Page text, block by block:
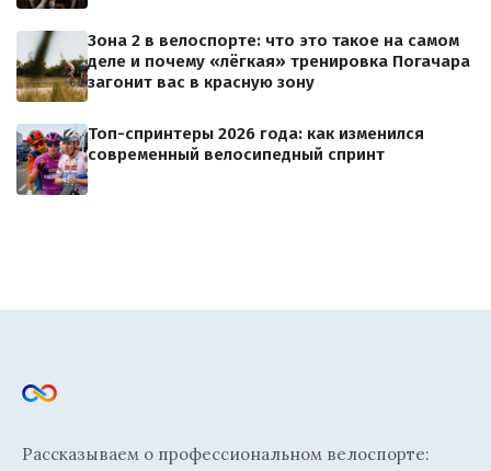
Зона 2 в велоспорте: что это такое на самом
деле и почему «лёгкая» тренировка Погачара
загонит вас в красную зону
Топ-спринтеры 2026 года: как изменился
современный велосипедный спринт
Рассказываем о профессиональном велоспорте: